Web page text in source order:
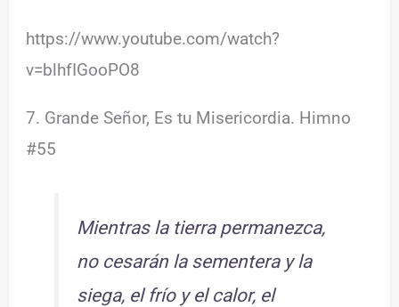
https://www.youtube.com/watch?
v=blhfIGooPO8
7. Grande Señor, Es tu Misericordia. Himno
#55
Mientras la tierra permanezca,
no cesarán la sementera y la
siega, el frío y el calor, el